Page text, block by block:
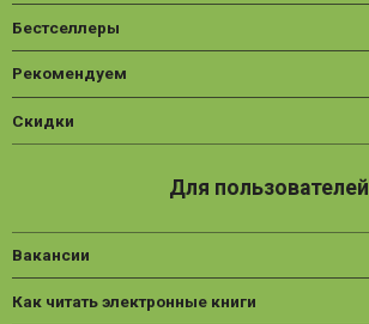
Бестселлеры
Рекомендуем
Скидки
Для пользователей
Вакансии
Как читать электронные книги